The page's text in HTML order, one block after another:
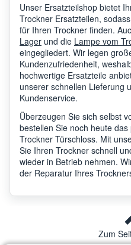
Unser Ersatzteilshop bietet
Trockner Ersatzteilen,
für Ihren Trockner finden.
Lager und die Lampe vom
eingegliedert. Wir legen
Kundenzufriedenheit,
hochwertige Ersatzteile
unserer schnellen Lieferung
Kundenservice.
Überzeugen Sie sich selbst
bestellen Sie noch heute
Trockner Türschloss. Mit
Sie Ihren Trockner schnell
wieder in Betrieb nehmen.
der Reparatur Ihres
Zum